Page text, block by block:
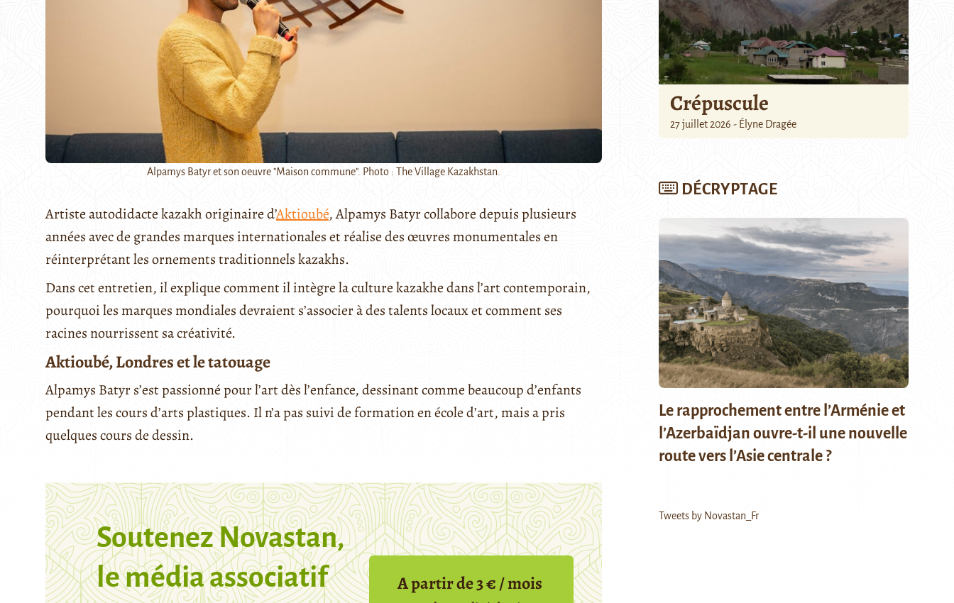
Alpamys Batyr et son oeuvre "Maison commune". Photo : The Village Kazakhstan.
Artiste autodidacte kazakh originaire d’Aktioubé, Alpamys Batyr collabore depuis plusieurs
années avec de grandes marques internationales et réalise des œuvres monumentales en
réinterprétant les ornements traditionnels kazakhs.
Dans cet entretien, il explique comment il intègre la culture kazakhe dans l’art contemporain,
pourquoi les marques mondiales devraient s’associer à des talents locaux et comment ses
racines nourrissent sa créativité.
Aktioubé, Londres et le tatouage
Alpamys Batyr s’est passionné pour l’art dès l’enfance, dessinant comme beaucoup d’enfants
pendant les cours d’arts plastiques. Il n’a pas suivi de formation en école d’art, mais a pris
quelques cours de dessin.
Soutenez Novastan,
le média associatif
A partir de 3 € / mois
Crépuscule
27 juillet 2026 - Élyne Dragée
DÉCRYPTAGE
Le rapprochement entre l’Arménie et
l’Azerbaïdjan ouvre-t-il une nouvelle
route vers l’Asie centrale ?
Tweets by Novastan_Fr